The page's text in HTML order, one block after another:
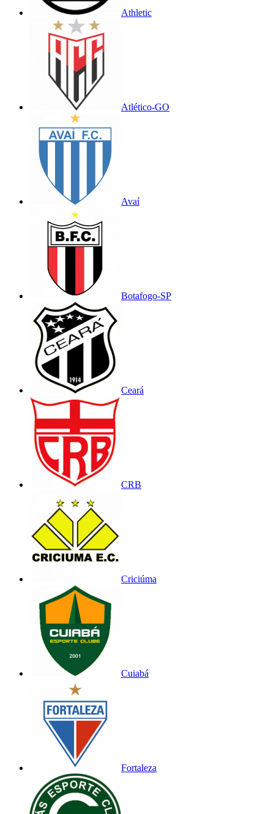
Athletic
Atlético-GO
Avaí
Botafogo-SP
Ceará
CRB
Criciúma
Cuiabá
Fortaleza